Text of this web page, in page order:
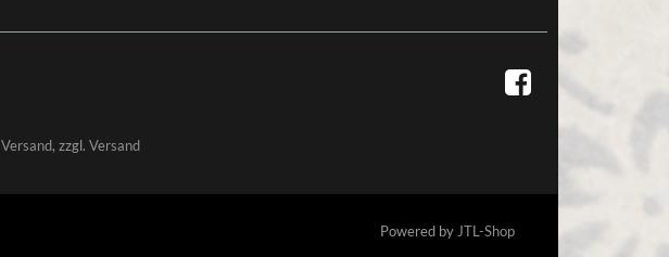
Versand, zzgl. Versand
Powered by JTL-Shop